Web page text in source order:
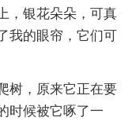
，银花朵朵，可真
我的眼帘，它们可
树，原来它正在要
时候被它啄了一